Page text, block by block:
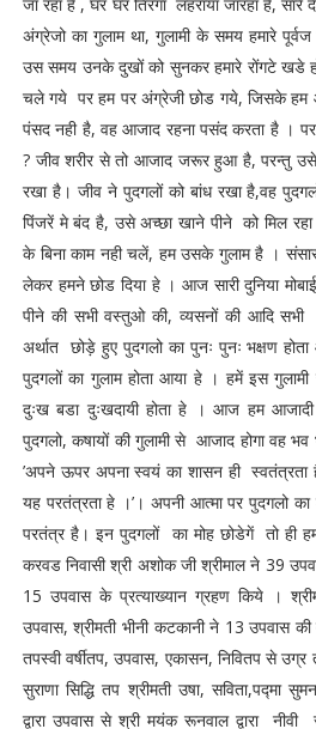
अंग्रेजो का गुलाम था, गुलामी के समय हमारे
उस समय उनके दुखों को सुनकर हमारे रोंगटे
चले गये पर हम पर अंग्रेजी छोड गये, जिसके हम
पंसद नही है, वह आजाद रहना पसंद करता है ।
? जीव शरीर से तो आजाद जरूर हुआ है, परन्तु
रखा है। जीव ने पुदगलों को बांध रखा है,वह
पिंजरें मे बंद है, उसे अच्छा खाने पीने को मिल
के बिना काम नही चलें, हम उसके गुलाम है ।
लेकर हमने छोड दिया हे । आज सारी दुनिया
पीने की सभी वस्तुओ की, व्यसनों की आदि
अर्थात छोड़े हुए पुदगलो का पुनः पुनः भक्षण
पुदगलों का गुलाम होता आया हे । हमें इस गुलामी
दुःख बडा दुःखदायी होता हे । आज हम
पुदगलो, कषायों की गुलामी से आजाद होगा वह
’अपने ऊपर अपना स्वयं का शासन ही स्वतंत्रता
यह परतंत्रता हे ।’। अपनी आत्मा पर पुदगलो
परतंत्र है। इन पुदगलों का मोह छोडेगें तो ही
करवड निवासी श्री अशोक जी श्रीमाल ने 39
15 उपवास के प्रत्याख्यान ग्रहण किये ।
उपवास, श्रीमती भीनी कटकानी ने 13 उपवास
तपस्वी वर्षीतप, उपवास, एकासन, निवितप से उग्र
सुराणा सिद्धि तप श्रीमती उषा, सविता,पद्मा
द्वारा उपवास से श्री मयंक रूनवाल द्वारा